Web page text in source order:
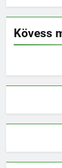
Kövess